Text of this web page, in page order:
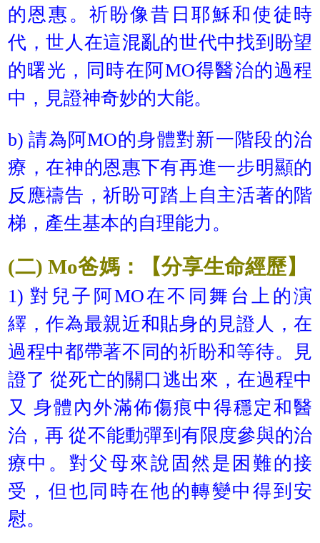
的恩惠。祈盼像昔日耶穌和使徒時
代，世人在這混亂的世代中找到盼望
的曙光，同時在阿MO得醫治的過程
中，見證神奇妙的大能。
b) 請為阿MO的身體對新一階段的治
療，在神的恩惠下有再進一步明顯的
反應禱告，祈盼可踏上自主活著的階
梯，產生基本的自理能力。
(二) Mo爸媽：【分享生命經歷】
1) 對兒子阿MO在不同舞台上的演
繹，作為最親近和貼身的見證人，在
過程中都帶著不同的祈盼和等待。見
證了 從死亡的關口逃出來，在過程中
又 身體內外滿佈傷痕中得穩定和醫
治，再 從不能動彈到有限度參與的治
療中。對父母來說固然是困難的接
受，但也同時在他的轉變中得到安
慰。